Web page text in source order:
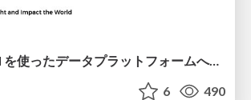
Google Cloud を使ったデータプラットフォームへの変革と 最新の活用状況について
6 490